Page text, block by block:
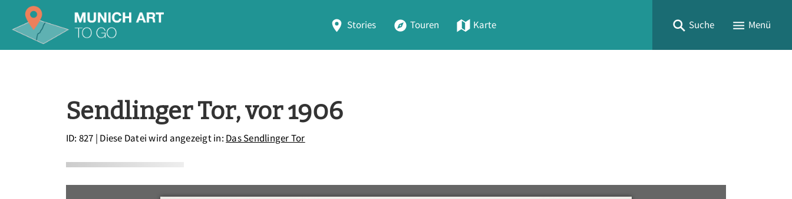
Stories Touren Karte Suche Menü
Sendlinger Tor, vor 1906
ID: 827 | Diese Datei wird angezeigt in: Das Sendlinger Tor